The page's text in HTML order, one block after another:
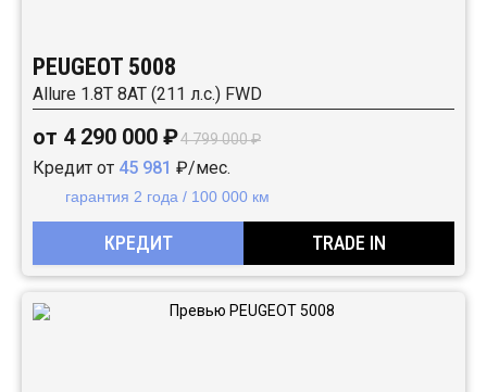
PEUGEOT 5008
Allure 1.8T 8AT (211 л.с.) FWD
от 4 290 000 ₽4 799 000 ₽
Кредит от 45 981 ₽/мес.
гарантия 2 года / 100 000 км
КРЕДИТ TRADE IN